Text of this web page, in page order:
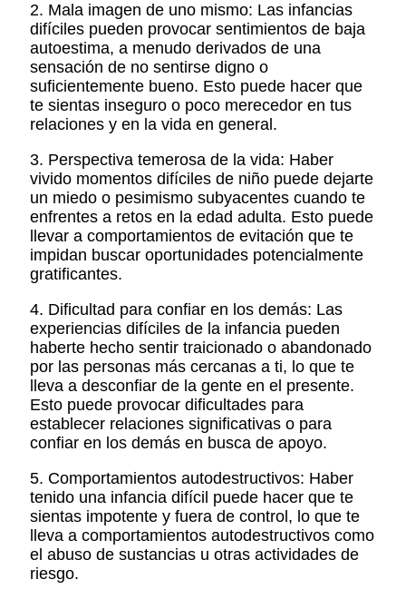
2. Mala imagen de uno mismo: Las infancias
difíciles pueden provocar sentimientos de baja
autoestima, a menudo derivados de una
sensación de no sentirse digno o
suficientemente bueno. Esto puede hacer que
te sientas inseguro o poco merecedor en tus
relaciones y en la vida en general.
3. Perspectiva temerosa de la vida: Haber
vivido momentos difíciles de niño puede dejarte
un miedo o pesimismo subyacentes cuando te
enfrentes a retos en la edad adulta. Esto puede
llevar a comportamientos de evitación que te
impidan buscar oportunidades potencialmente
gratificantes.
4. Dificultad para confiar en los demás: Las
experiencias difíciles de la infancia pueden
haberte hecho sentir traicionado o abandonado
por las personas más cercanas a ti, lo que te
lleva a desconfiar de la gente en el presente.
Esto puede provocar dificultades para
establecer relaciones significativas o para
confiar en los demás en busca de apoyo.
5. Comportamientos autodestructivos: Haber
tenido una infancia difícil puede hacer que te
sientas impotente y fuera de control, lo que te
lleva a comportamientos autodestructivos como
el abuso de sustancias u otras actividades de
riesgo.